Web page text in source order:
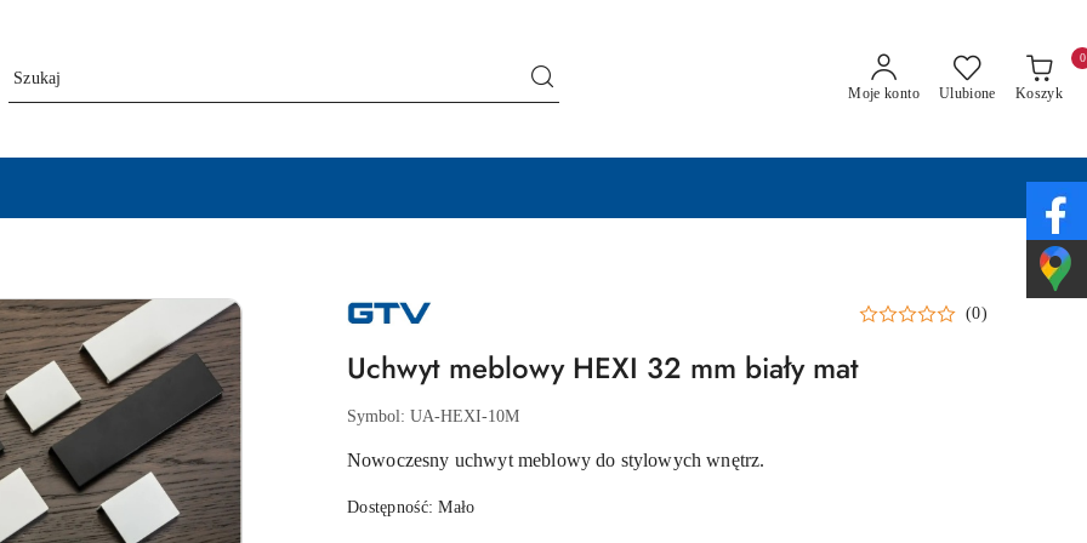
Moje konto Ulubione Koszyk
0
NAZWA
PRODUCENTA:
(0)
Uchwyt meblowy HEXI 32 mm biały mat
Symbol: UA-HEXI-10M
Nowoczesny uchwyt meblowy do stylowych wnętrz.
Dostępność:Mało